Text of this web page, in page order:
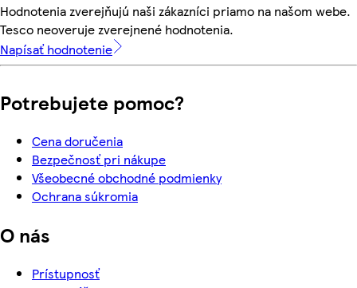
Hodnotenia zverejňujú naši zákazníci priamo na našom webe.
Tesco neoveruje zverejnené hodnotenia.
Napísať hodnotenie
Potrebujete pomoc?
Cena doručenia
Bezpečnosť pri nákupe
Všeobecné obchodné podmienky
Ochrana súkromia
O nás
Prístupnosť